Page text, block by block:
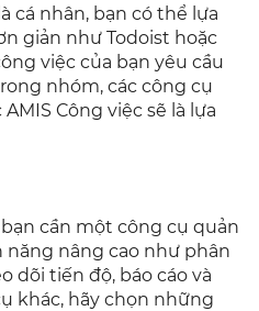
cá nhân, bạn có thể lựa
giản như Todoist hoặc
việc của bạn yêu cầu
nhóm, các công cụ
Công việc sẽ là lựa
cần một công cụ quản
năng nâng cao như phân
dõi tiến độ, báo cáo và
khác, hãy chọn những